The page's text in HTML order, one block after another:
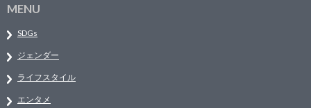
MENU
SDGs
ジェンダー
ライフスタイル
エンタメ